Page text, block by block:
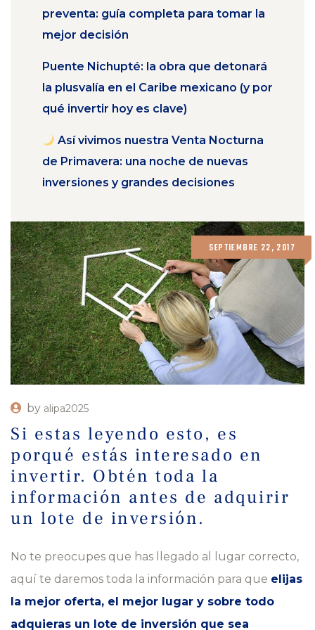
SEPTIEMBRE 22, 2017
by alipa2025
Si estas leyendo esto, es
porqué estás interesado en
invertir. Obtén toda la
información antes de adquirir
un lote de inversión.
No te preocupes que has llegado al lugar correcto,
aquí te daremos toda la información para que elijas
la mejor oferta, el mejor lugar y sobre todo
adquieras un lote de inversión que sea
preventa: guía completa para tomar la
mejor decisión
Puente Nichupté: la obra que detonará
la plusvalía en el Caribe mexicano (y por
qué invertir hoy es clave)
Así vivimos nuestra Venta Nocturna
de Primavera: una noche de nuevas
inversiones y grandes decisiones